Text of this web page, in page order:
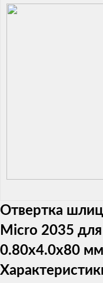
Отвертка
Micro 2035
0.80x4.0x80